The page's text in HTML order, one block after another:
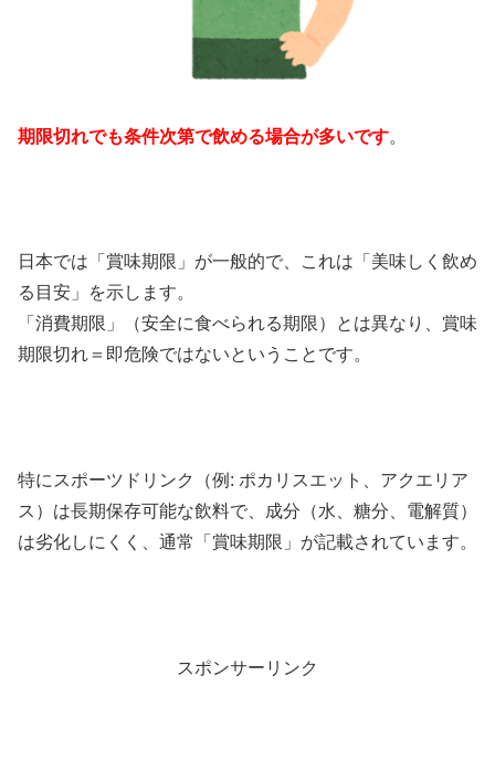
期限切れでも条件次第で飲める場合が多いです。
日本では「賞味期限」が一般的で、これは「美味しく飲め
る目安」を示します。
「消費期限」（安全に食べられる期限）とは異なり、賞味
期限切れ＝即危険ではないということです。
特にスポーツドリンク（例: ポカリスエット、アクエリア
ス）は長期保存可能な飲料で、成分（水、糖分、電解質）
は劣化しにくく、通常「賞味期限」が記載されています。
スポンサーリンク